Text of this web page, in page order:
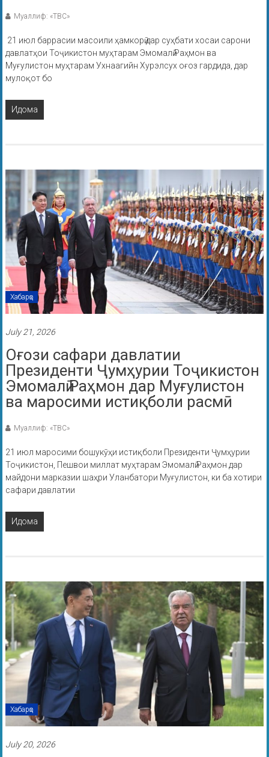
Муаллиф: «ТВС»
21 июл баррасии масоили ҳамкорӣ дар суҳбати хосаи сарони
давлатҳои Тоҷикистон муҳтарам Эмомалӣ Раҳмон ва
Муғулистон муҳтарам Ухнаагийн Хурэлсух оғоз гардида, дар
мулоқот бо
Идома
Хабарҳо
July 21, 2026
Оғози сафари давлатии
Президенти Ҷумҳурии Тоҷикистон
Эмомалӣ Раҳмон дар Муғулистон
ва маросими истиқболи расмӣ
Муаллиф: «ТВС»
21 июл маросими бошукӯҳи истиқболи Президенти Ҷумҳурии
Тоҷикистон, Пешвои миллат муҳтарам Эмомалӣ Раҳмон дар
майдони марказии шаҳри Уланбатори Муғулистон, ки ба хотири
сафари давлатии
Идома
Хабарҳо
July 20, 2026